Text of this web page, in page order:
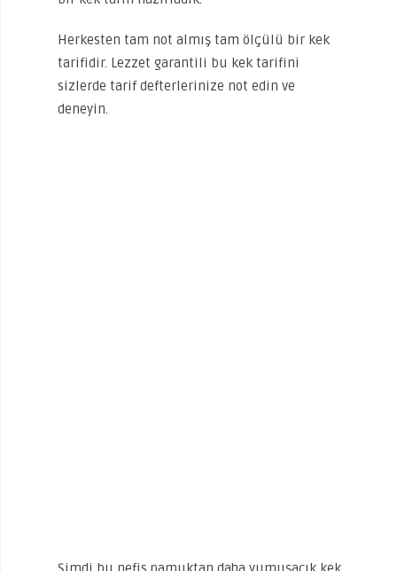
Herkesten tam not almış tam ölçülü bir kek
tarifidir. Lezzet garantili bu kek tarifini
sizlerde tarif defterlerinize not edin ve
deneyin.